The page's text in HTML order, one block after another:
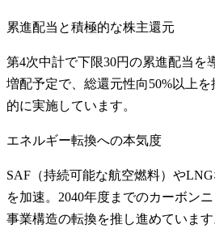
累進配当と積極的な株主還元
第4次中計で下限30円の累進配当を
増配予定で、総還元性向50%以上
的に実施しています。
エネルギー転換への本気度
SAF（持続可能な航空燃料）や
を加速。2040年度までのカーボン
事業構造の転換を推し進めています